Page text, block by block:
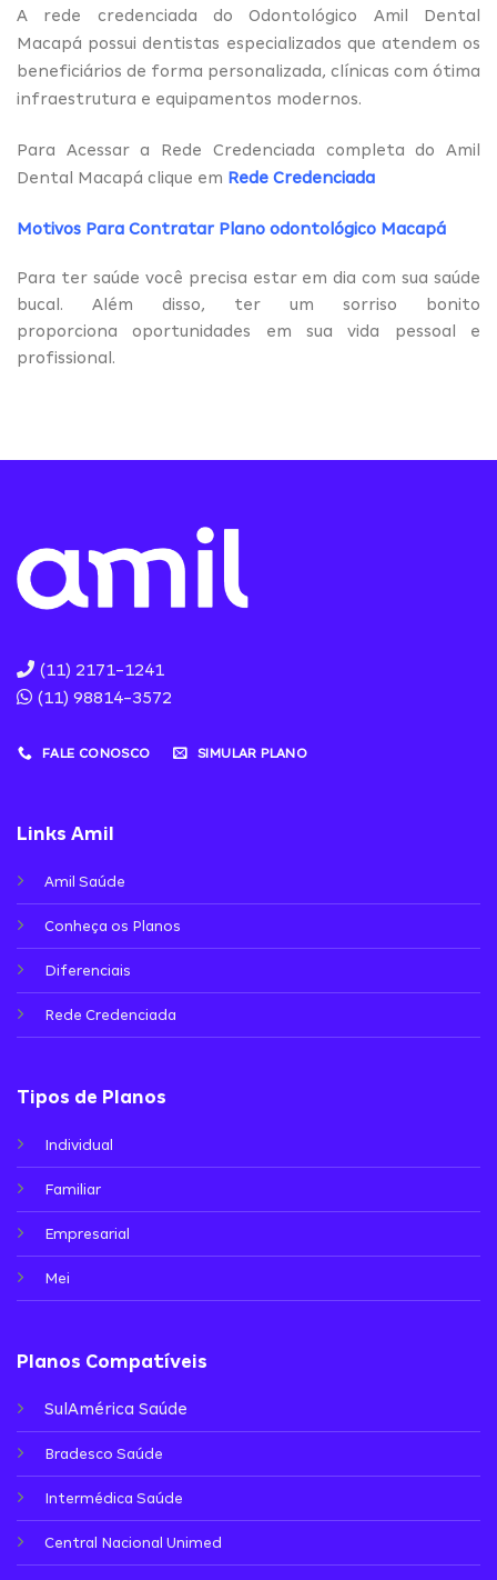
A rede credenciada do Odontológico Amil Dental
Macapá possui dentistas especializados que atendem os
beneficiários de forma personalizada, clínicas com ótima
infraestrutura e equipamentos modernos.
Para Acessar a Rede Credenciada completa do Amil
Dental Macapá clique em Rede Credenciada
Motivos Para Contratar Plano odontológico Macapá
Para ter saúde você precisa estar em dia com sua saúde
bucal. Além disso, ter um sorriso bonito
proporciona oportunidades em sua vida pessoal e
profissional.
(11) 2171-1241
(11) 98814-3572
FALE CONOSCO SIMULAR PLANO
Links Amil
Amil Saúde
Conheça os Planos
Diferenciais
Rede Credenciada
Tipos de Planos
Individual
Familiar
Empresarial
Mei
Planos Compatíveis
SulAmérica Saúde
Bradesco Saúde
Intermédica Saúde
Central Nacional Unimed